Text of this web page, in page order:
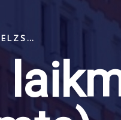
DZĪVE UN NĀVE DZELZS LAIKMETĀ LATVIJĀ (5.–12. GADSIMTS)